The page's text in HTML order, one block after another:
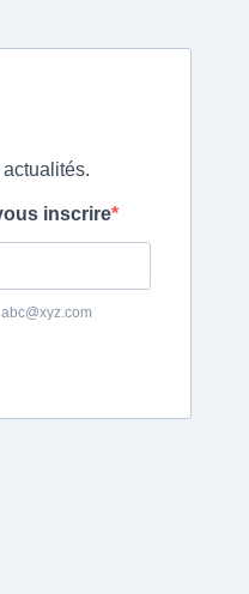
inscrire
abc@xyz.com